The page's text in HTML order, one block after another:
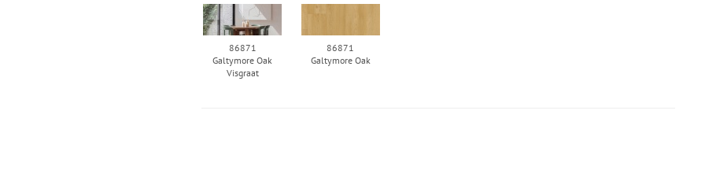
86871
Galtymore Oak
Visgraat
86871
Galtymore Oak